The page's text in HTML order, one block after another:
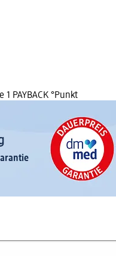
PAYBACK °Punkt